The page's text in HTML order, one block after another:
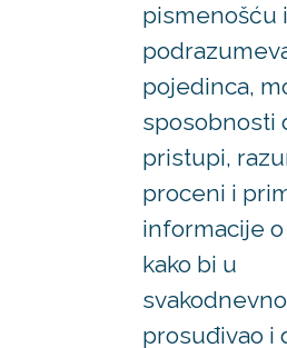
pismenošću i
pojedinca,
sposobnosti
pristupi,
proceni i
informacije
kako bi u
prosuđivao i